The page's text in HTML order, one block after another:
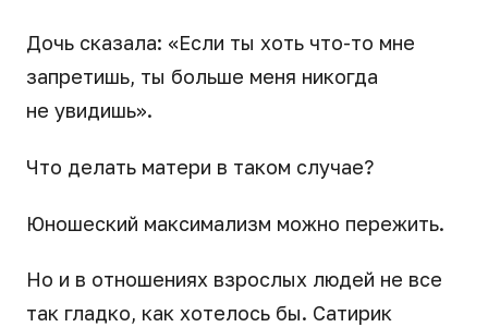
Дочь сказала: «Если ты хоть что-то мне
запретишь, ты больше меня никогда
не увидишь».
Что делать матери в таком случае?
Юношеский максимализм можно пережить.
Но и в отношениях взрослых людей не все
так гладко, как хотелось бы. Сатирик